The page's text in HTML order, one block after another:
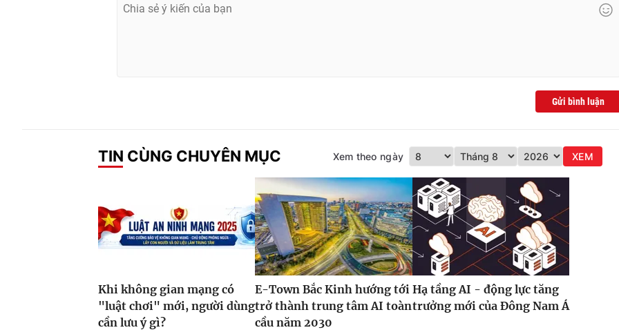
Gửi bình luận
TIN CÙNG CHUYÊN MỤC Xem theo ngày XEM
Khi không gian mạng có
"luật chơi" mới, người dùng
cần lưu ý gì?
E-Town Bắc Kinh hướng tới
trở thành trung tâm AI toàn
cầu năm 2030
Hạ tầng AI - động lực tăng
trưởng mới của Đông Nam Á